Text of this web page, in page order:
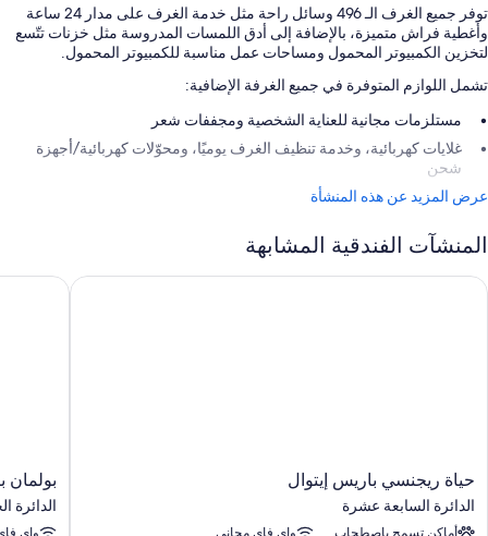
توفر جميع الغرف الـ 496 وسائل راحة مثل خدمة الغرف على مدار 24 ساعة
وأغطية فراش متميزة، بالإضافة إلى أدق اللمسات المدروسة مثل خزنات تتّسع
لتخزين الكمبيوتر المحمول ومساحات عمل مناسبة للكمبيوتر المحمول.
تشمل اللوازم المتوفرة في جميع الغرفة الإضافية:
مستلزمات مجانية للعناية الشخصية ومجففات شعر
غلايات كهربائية، وخدمة تنظيف الغرف يوميًا، ومحوّلات كهربائية/أجهزة
شحن
عرض المزيد عن هذه المنشأة
المنشآت الفندقية المشابهة
حياة
ريجنسي
باريس
حياة ريجنسي باريس إيتوال
الدائرة السابعة عشرة
حياة ريجنسي باريس إيتوال
بولمان
باريس
تور
بولمان
الدائرة
بولمان